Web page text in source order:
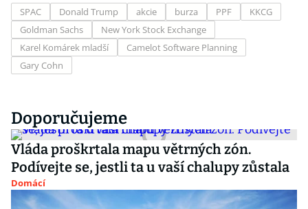
SPAC Donald Trump akcie burza PPF
KKCG
Goldman Sachs
New York Stock Exchange
Karel Komárek mladší
Camelot Software Planning
Gary Cohn
Doporučujeme
Vláda proškrtala mapu větrných zón.
Podívejte se, jestli ta u vaší chalupy zůstala
Domácí